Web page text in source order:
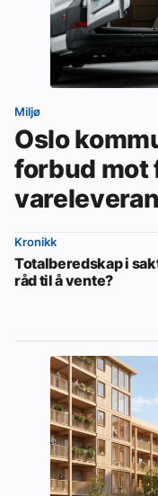
Miljø
Oslo
forbud mot
Kronikk
Totalberedskap i
råd til å vente?